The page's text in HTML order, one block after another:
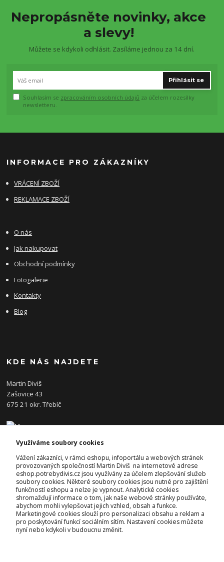
Nepropásněte novinky, akce
a slevy!
Můžete se kdykoli odhlásit. Zasíláme jednou za 14 dní.
Přihlásit se
Souhlasím se zpracováním osobních údajů za účelem rozesílky
newsletteru.
INFORMACE PRO ZÁKAZNÍKY
VRÁCENÍ ZBOŽÍ
REKLAMACE ZBOŽÍ
O nás
Jak nakupovat
Obchodní podmínky
Fotogalerie
Kontakty
Blog
KDE NÁS NAJDETE
Martin Diviš
Zašovice 43
675 21 okr. Třebíč
KONTAKTY
Josef Diviš
+420 728 382 742
(Po-Pá, 7-17hod.)
prodejna@potrebydivis.cz
Využíváme soubory cookies
Vážení zákazníci, v rámci eshopu, infoportálu a webových stránek
provozovaných společností Martin Diviš na internetové adrese
eshop.potrebydivis.cz jsou využívány za účelem zlepšování služeb
soubory cookies. Některé soubory cookies jsou nutné pro zajištění
funkčností eshopu a nelze je vypnout. Analytické cookies
shromažďují informace o tom, jak naše webové stránky používáte,
abychom mohli vylepšovat jejich vzhled, obsah a funkce.
Marketingové cookies slouží pro personalizaci obsahu a reklam a
pro poskytování funkcí sociálním sítím. Nastavení cookies můžete
nyní nebo kdykoli v budoucnu změnit.